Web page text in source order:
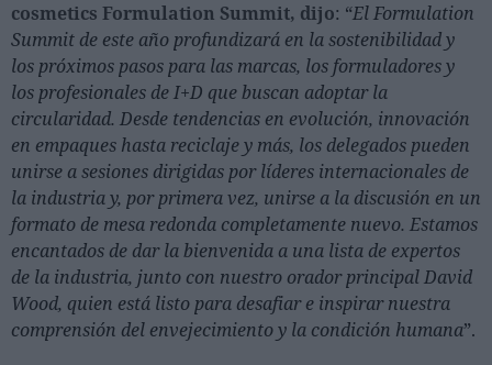
cosmetics Formulation Summit, dijo: “El Formulation
Summit de este año profundizará en la sostenibilidad y
los próximos pasos para las marcas, los formuladores y
los profesionales de I+D que buscan adoptar la
circularidad. Desde tendencias en evolución, innovación
en empaques hasta reciclaje y más, los delegados pueden
unirse a sesiones dirigidas por líderes internacionales de
la industria y, por primera vez, unirse a la discusión en un
formato de mesa redonda completamente nuevo. Estamos
encantados de dar la bienvenida a una lista de expertos
de la industria, junto con nuestro orador principal David
Wood, quien está listo para desafiar e inspirar nuestra
comprensión del envejecimiento y la condición humana”.